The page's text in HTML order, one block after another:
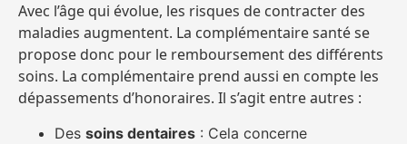
Avec l’âge qui évolue, les risques de contracter des
maladies augmentent. La complémentaire santé se
propose donc pour le remboursement des différents
soins. La complémentaire prend aussi en compte les
dépassements d’honoraires. Il s’agit entre autres :
Des soins dentaires : Cela concerne